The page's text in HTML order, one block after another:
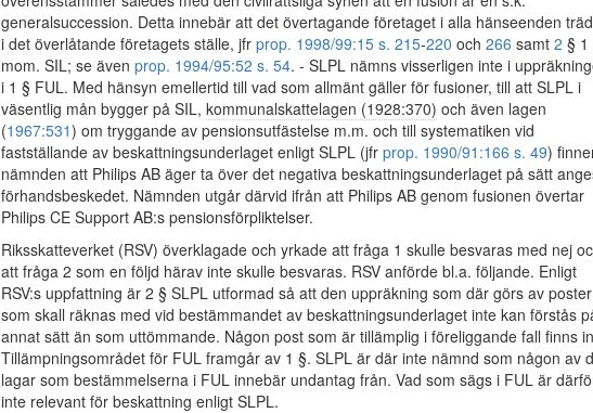
generalsuccession. Detta innebär att det övertagande företaget i alla hänseenden
i det överlåtande företagets ställe, jfr prop. 1998/99:15 s. 215-220 och 266 samt 2 § 1
mom. SIL; se även prop. 1994/95:52 s. 54. - SLPL nämns visserligen inte i
i 1 § FUL. Med hänsyn emellertid till vad som allmänt gäller för fusioner, till att SLPL i
väsentlig mån bygger på SIL, kommunalskattelagen (1928:370) och även lagen
(1967:531) om tryggande av pensionsutfästelse m.m. och till systematiken vid
fastställande av beskattningsunderlaget enligt SLPL (jfr prop. 1990/91:166 s. 49)
nämnden att Philips AB äger ta över det negativa beskattningsunderlaget på sätt
förhandsbeskedet. Nämnden utgår därvid ifrån att Philips AB genom fusionen övertar
Philips CE Support AB:s pensionsförpliktelser.
Riksskatteverket (RSV) överklagade och yrkade att fråga 1 skulle besvaras med nej
att fråga 2 som en följd härav inte skulle besvaras. RSV anförde bl.a. följande. Enligt
RSV:s uppfattning är 2 § SLPL utformad så att den uppräkning som där görs av poster
som skall räknas med vid bestämmandet av beskattningsunderlaget inte kan förstås
annat sätt än som uttömmande. Någon post som är tillämplig i föreliggande fall finns
Tillämpningsområdet för FUL framgår av 1 §. SLPL är där inte nämnd som någon av
lagar som bestämmelserna i FUL innebär undantag från. Vad som sägs i FUL är
inte relevant för beskattning enligt SLPL.